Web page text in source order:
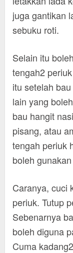
juga gantikan
sebuku roti.
Selain itu
tengah2
itu setelah
lain yang
bau hangit
pisang, atau
tengah periuk
boleh
Caranya, cuci
periuk. Tutup
Sebenarnya
boleh diguna
Cuma